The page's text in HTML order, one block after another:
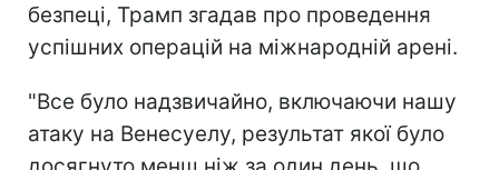
безпеці, Трамп згадав про проведення
успішних операцій на міжнародній арені.
"Все було надзвичайно, включаючи нашу
атаку на Венесуелу, результат якої було